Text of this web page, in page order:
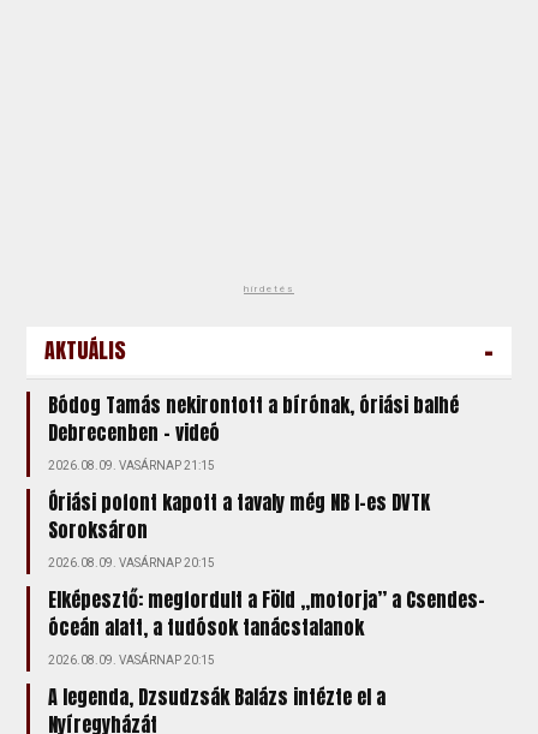
hirdetés
AKTUÁLIS -
Bódog Tamás nekirontott a bírónak, óriási balhé
Debrecenben - videó
2026.08.09. VASÁRNAP 21:15
Óriási pofont kapott a tavaly még NB I-es DVTK
Soroksáron
2026.08.09. VASÁRNAP 20:15
Elképesztő: megfordult a Föld „motorja” a Csendes-
óceán alatt, a tudósok tanácstalanok
2026.08.09. VASÁRNAP 20:15
A legenda, Dzsudzsák Balázs intézte el a
Nyíregyházát